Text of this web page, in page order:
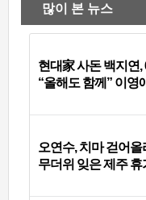
많이 본 뉴스
현대家 사돈 백지연
“올해도 함께” 이영
오연수, 치마 걷어
무더위 잊은 제주 휴